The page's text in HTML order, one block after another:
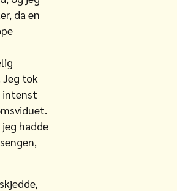
da en
Jeg tok
intenst
hadde